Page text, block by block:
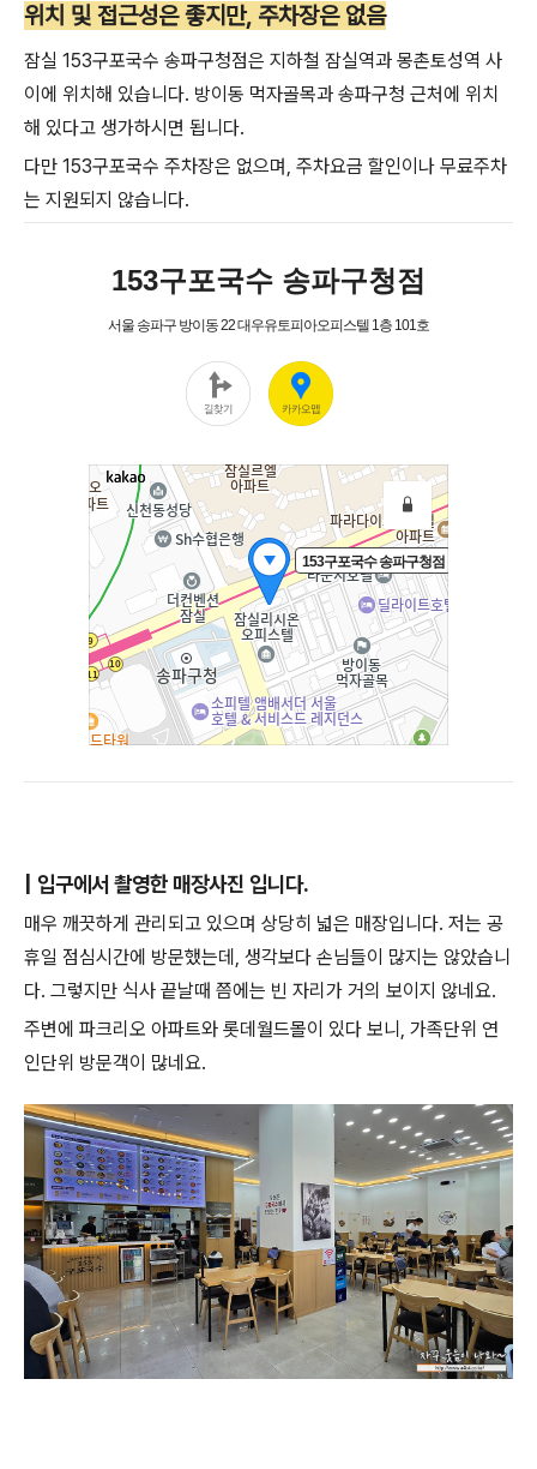
위치 및 접근성은 좋지만, 주차장은 없음
잠실 153구포국수 송파구청점은 지하철 잠실역과 몽촌토성역 사
이에 위치해 있습니다. 방이동 먹자골목과 송파구청 근처에 위치
해 있다고 생가하시면 됩니다.
다만 153구포국수 주차장은 없으며, 주차요금 할인이나 무료주차
는 지원되지 않습니다.
| 입구에서 촬영한 매장사진 입니다.
매우 깨끗하게 관리되고 있으며 상당히 넓은 매장입니다. 저는 공
휴일 점심시간에 방문했는데, 생각보다 손님들이 많지는 않았습니
다. 그렇지만 식사 끝날때 쯤에는 빈 자리가 거의 보이지 않네요.
주변에 파크리오 아파트와 롯데월드몰이 있다 보니, 가족단위 연
인단위 방문객이 많네요.